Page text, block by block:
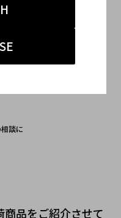
テージ
談に
品をご紹介させて